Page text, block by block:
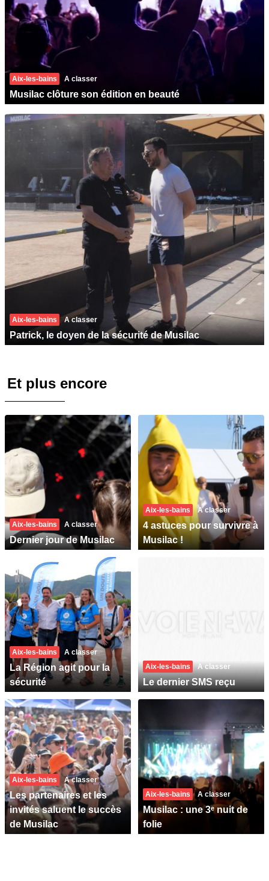
Aix-les-bains A classer
Musilac clôture son édition en beauté
Aix-les-bains A classer
Patrick, le doyen de la sécurité de Musilac
Et plus encore
Aix-les-bains A classer
Dernier jour de Musilac
Aix-les-bains A classer
4 astuces pour survivre à
Musilac !
Aix-les-bains A classer
La Région agit pour la
sécurité
Aix-les-bains A classer
Le dernier SMS reçu
Aix-les-bains A classer
Les partenaires et les
invités saluent le succès
de Musilac
Aix-les-bains A classer
Musilac : une 3ᵉ nuit de
folie